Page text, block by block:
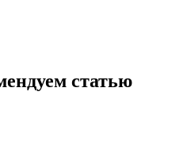
статью